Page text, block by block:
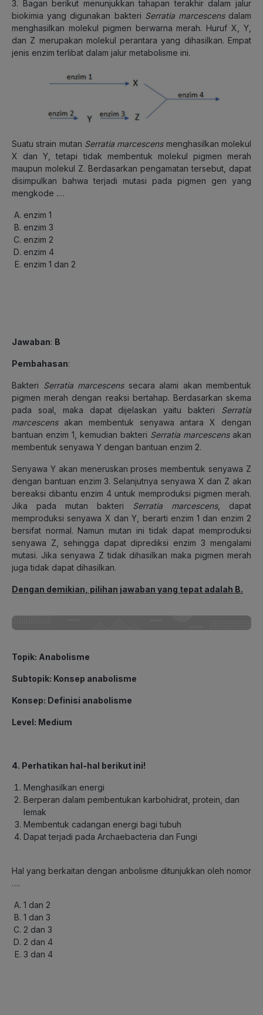
3. Bagan berikut menunjukkan tahapan terakhir dalam jalur
biokimia yang digunakan bakteri Serratia marcescensdalam
menghasilkan molekul pigmen berwarna merah. Huruf X, Y,
dan Z merupakan molekul perantara yang dihasilkan. Empat
jenis enzim terlibat dalam jalur metabolisme ini.
Suatu strain mutan Serratia marcescensmenghasilkan molekul
X dan Y, tetapi tidak membentuk molekul pigmen merah
maupun molekul Z. Berdasarkan pengamatan tersebut, dapat
disimpulkan bahwa terjadi mutasi pada pigmen gen yang
mengkode .…
enzim 1
enzim 3
enzim 2
enzim 4
enzim 1 dan 2
Jawaban: B
Pembahasan:
Bakteri Serratia marcescenssecara alami akan membentuk
pigmen merah dengan reaksi bertahap. Berdasarkan skema
pada soal, maka dapat dijelaskan yaitu bakteri Serratia
marcescensakan membentuk senyawa antara X dengan
bantuan enzim 1, kemudian bakteri Serratia marcescensakan
membentuk senyawa Y dengan bantuan enzim 2.
Senyawa Y akan meneruskan proses membentuk senyawa Z
dengan bantuan enzim 3. Selanjutnya senyawa X dan Z akan
bereaksi dibantu enzim 4 untuk memproduksi pigmen merah.
Jika pada mutan bakteri Serratia marcescens, dapat
memproduksi senyawa X dan Y, berarti enzim 1 dan enzim 2
bersifat normal. Namun mutan ini tidak dapat memproduksi
senyawa Z, sehingga dapat diprediksi enzim 3 mengalami
mutasi. Jika senyawa Z tidak dihasilkan maka pigmen merah
juga tidak dapat dihasilkan.
Dengan demikian, pilihan jawaban yang tepat adalah B.
Topik: Anabolisme
Subtopik: Konsep anabolisme
Konsep: Definisi anabolisme
Level: Medium
4. Perhatikan hal-hal berikut ini!
Menghasilkan energi
Berperan dalam pembentukan karbohidrat, protein, dan
lemak
Membentuk cadangan energi bagi tubuh
Dapat terjadi pada Archaebacteria dan Fungi
Hal yang berkaitan dengan anbolisme ditunjukkan oleh nomor
….
1 dan 2
1 dan 3
2 dan 3
2 dan 4
3 dan 4